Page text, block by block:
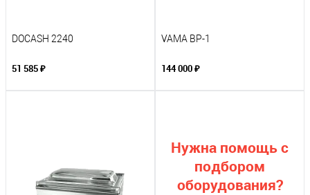
DOCASH 2240
51 585 ₽
VAMA BP-1
144 000 ₽
Нужна помощь с
подбором
оборудования?